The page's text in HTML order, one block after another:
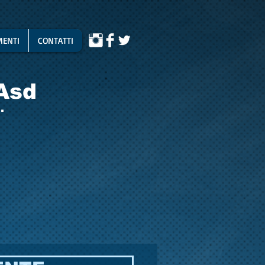
CONTATTI